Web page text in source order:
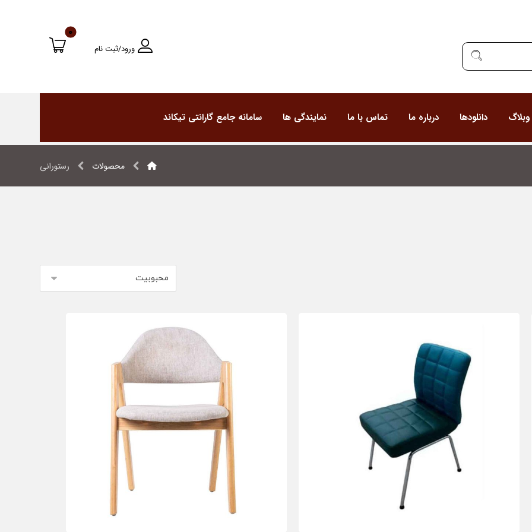
ورود/ثبت نام
وبلاگ دانلودها درباره ما تماس با ما نمایندگی ها سامانه جامع گارانتی تیکاند
محصولات رستورانی